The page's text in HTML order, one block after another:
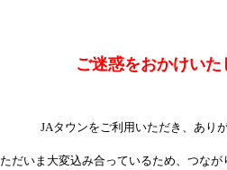
ご迷惑をおかけいた
JAタウンをご利用いただき、あり
ただいま大変込み合っているため、つなが